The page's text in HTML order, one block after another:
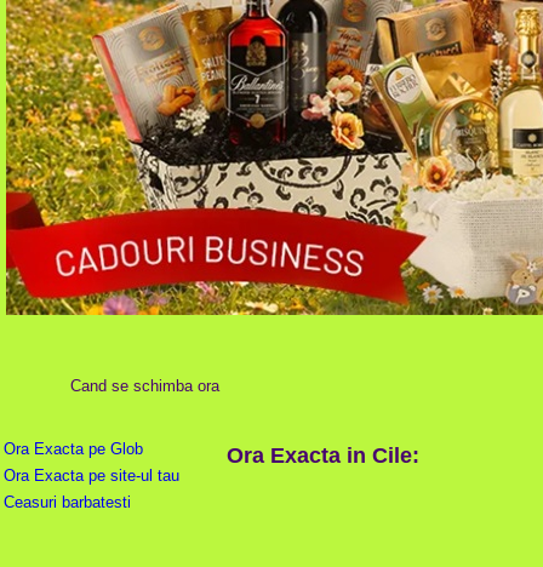
Cand se schimba ora
Ora Exacta pe Glob
Ora Exacta pe site-ul tau
Ceasuri barbatesti
Ora Exacta in Cile: